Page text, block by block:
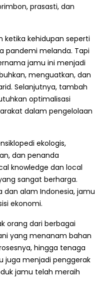
prasasti, dan
kehidupan seperti
pandemi melanda. Tapi
jamu ini menjadi
menguatkan, dan
Selanjutnya, tambah
optimalisasi
dalam pengelolaan
ekologis,
dan penanda
knowledge dan local
sangat berharga.
dan alam Indonesia, jamu
ekonomi.
orang dari berbagai
yang menanam bahan
hingga tenaga
juga menjadi penggerak
jamu telah meraih